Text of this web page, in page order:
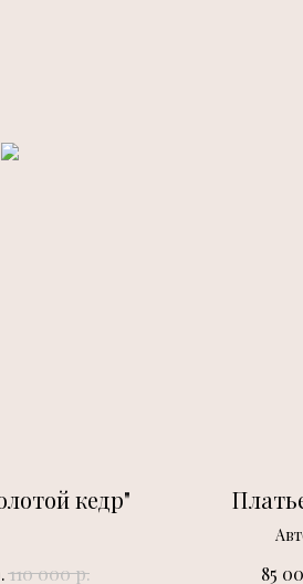
кедр"
110 000р. 85